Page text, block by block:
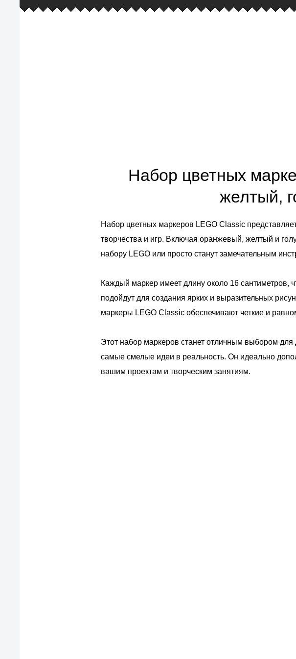
Набор цветных
желтый,
Набор цветных маркеров LEGO Classic
творчества и игр. Включая оранжевый, желтый и
набору LEGO или просто станут замечательным
Каждый маркер имеет длину около 16 сантиметров,
подойдут для создания ярких и выразительных
маркеры LEGO Classic обеспечивают четкие и
Этот набор маркеров станет отличным выбором
самые смелые идеи в реальность. Он идеально
вашим проектам и творческим занятиям.